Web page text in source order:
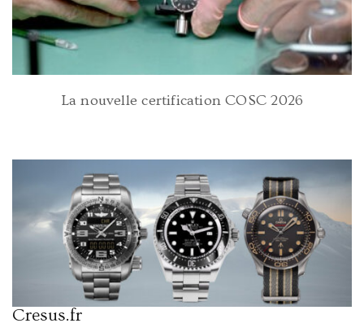
La nouvelle certification COSC 2026
Cresus.fr